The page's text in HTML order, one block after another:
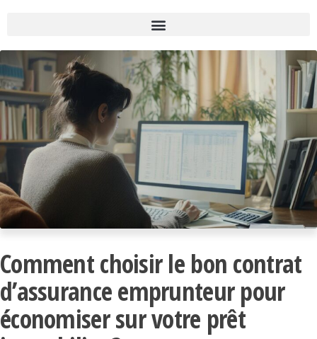
Comment choisir le bon contrat
d’assurance emprunteur pour
économiser sur votre prêt